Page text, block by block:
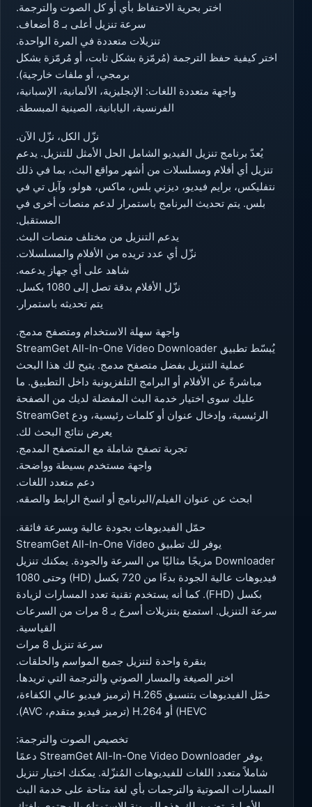
اختر بحرية الاحتفاظ بأي أو كل الصوت والترجمة.
سرعة تنزيل أعلى بـ 8 أضعاف.
تنزيلات متعددة في المرة الواحدة.
اختر كيفية حفظ الترجمة (مُرمّزة بشكل ثابت، أو مُرمّزة بشكل
برمجي، أو ملفات خارجية).
واجهة متعددة اللغات: الإنجليزية، الألمانية، الإسبانية،
الفرنسية، اليابانية، الصينية المبسطة.
نزّل الكل، نزّل الآن.
يُعدّ برنامج تنزيل الفيديو الشامل الحل الأمثل للتنزيل. يدعم
تنزيل أي أفلام ومسلسلات من أشهر مواقع البث، بما في ذلك
نتفليكس، برايم فيديو، ديزني بلس، ماكس، هولو، وآبل تي في
بلس. يتم تحديث البرنامج باستمرار لدعم منصات أخرى في
المستقبل.
يدعم التنزيل من مختلف منصات البث.
نزّل أي عدد تريده من الأفلام والمسلسلات.
شاهد على أي جهاز يدعمه.
نزّل الأفلام بدقة تصل إلى 1080 بكسل.
يتم تحديثه باستمرار.
واجهة سهلة الاستخدام ومتصفح مدمج.
يُبسّط تطبيق StreamGet All-In-One Video Downloader
عملية التنزيل بفضل متصفح مدمج. يتيح لك هذا البحث
مباشرةً عن الأفلام أو البرامج التلفزيونية داخل التطبيق. ما
عليك سوى اختيار خدمة البث المفضلة لديك من الصفحة
الرئيسية، وإدخال عنوان أو كلمات رئيسية، ودع StreamGet
يعرض نتائج البحث لك.
تجربة تصفح شاملة مع المتصفح المدمج.
واجهة مستخدم بسيطة وواضحة.
دعم متعدد اللغات.
ابحث عن عنوان الفيلم/البرنامج أو انسخ الرابط والصقه.
حمّل الفيديوهات بجودة عالية وبسرعة فائقة.
يوفر لك تطبيق StreamGet All-In-One Video
Downloader مزيجًا مثاليًا من السرعة والجودة. يمكنك تنزيل
فيديوهات عالية الجودة بدءًا من 720 بكسل (HD) وحتى 1080
بكسل (FHD). كما أنه يستخدم تقنية تعدد المسارات لزيادة
سرعة التنزيل. استمتع بتنزيلات أسرع بـ 8 مرات من السرعات
القياسية.
سرعة تنزيل 8 مرات
بنقرة واحدة لتنزيل جميع المواسم والحلقات.
اختر الصيغة والمسار الصوتي والترجمة التي تريدها.
حمّل الفيديوهات بتنسيق H.265 (ترميز فيديو عالي الكفاءة،
HEVC) أو H.264 (ترميز فيديو متقدم، AVC).
تخصيص الصوت والترجمة:
يوفر StreamGet All-In-One Video Downloader دعمًا
شاملاً متعدد اللغات للفيديوهات المُنزّلة. يمكنك اختيار تنزيل
المسارات الصوتية والترجمات بأي لغة متاحة على خدمة البث